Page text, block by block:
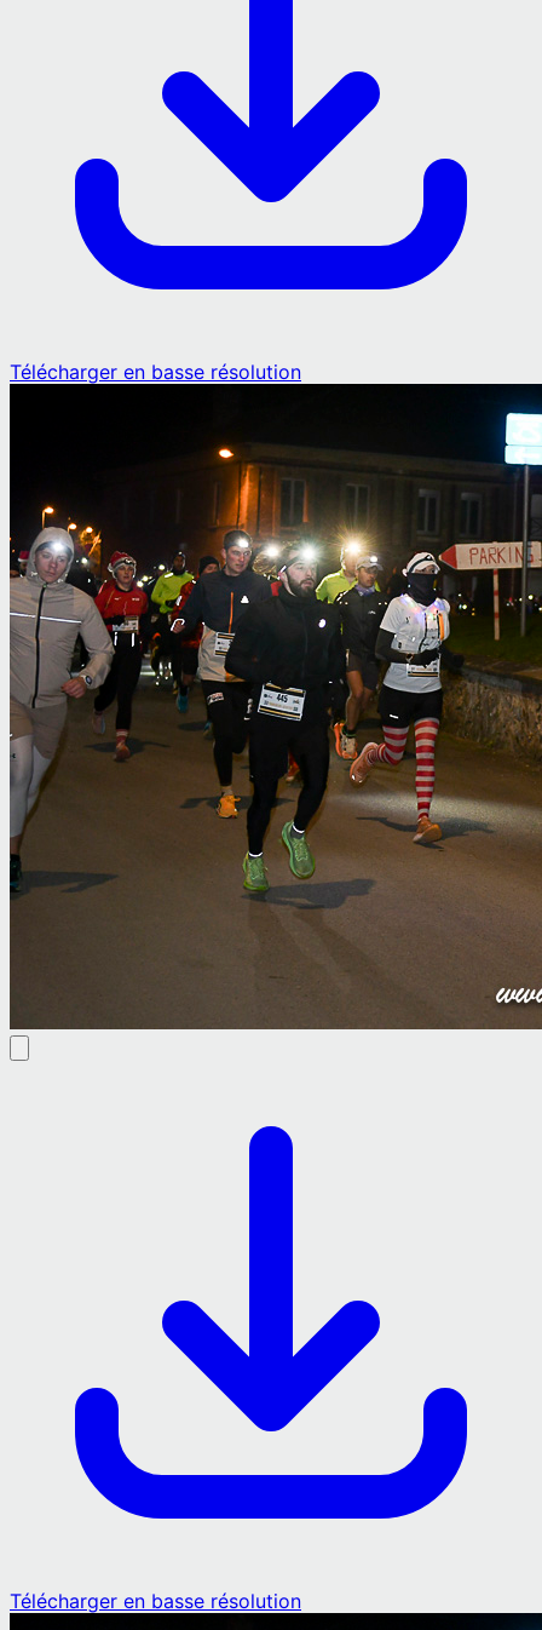
Télécharger en basse résolution
Télécharger en basse résolution